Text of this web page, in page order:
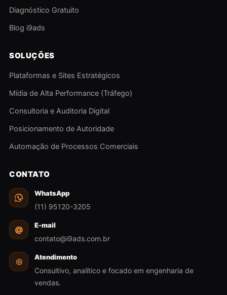
Diagnóstico Gratuito
Blog i9ads
SOLUÇÕES
Plataformas e Sites Estratégicos
Mídia de Alta Performance (Tráfego)
Consultoria e Auditoria Digital
Posicionamento de Autoridade
Automação de Processos Comerciais
CONTATO
WhatsApp
(11) 95120-3205
@ E-mail
contato@i9ads.com.br
◎ Atendimento
Consultivo, analítico e focado em engenharia de
vendas.